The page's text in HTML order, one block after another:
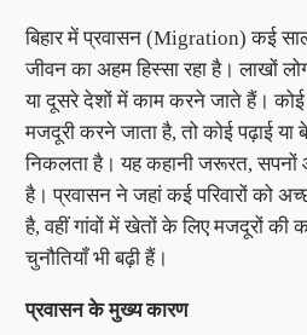
बिहार में प्रवासन (Migration) कई
जीवन का अहम हिस्सा रहा है। लाखों
या दूसरे देशों में काम करने जाते हैं।
मजदूरी करने जाता है, तो कोई पढ़ाई या
निकलता है। यह कहानी जरूरत, सपनों
है। प्रवासन ने जहां कई परिवारों को
है, वहीं गांवों में खेतों के लिए मजदूरों की
चुनौतियाँ भी बढ़ी हैं।
प्रवासनकेमुख्यकारण